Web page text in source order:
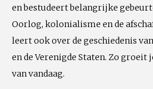
en bestudeert belangrijke
Oorlog, kolonialisme en de
leert ook over de geschiedenis
en de Verenigde Staten. Zo groeit
van vandaag.